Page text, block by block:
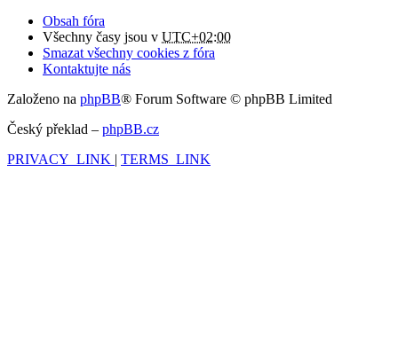
Obsah fóra
Všechny časy jsou v UTC+02:00
Smazat všechny cookies z fóra
Kontaktujte nás
Založeno na phpBB® Forum Software © phpBB Limited
Český překlad – phpBB.cz
PRIVACY_LINK | TERMS_LINK